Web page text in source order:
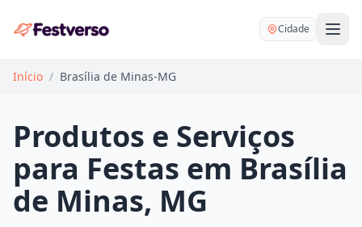
Cidade
Balões delivery
Decoração personalizada
Início / Brasília de Minas-MG
Produtos e Serviços
para Festas em Brasília
de Minas, MG